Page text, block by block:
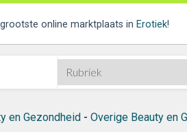
online marktplaats in Erotiek!
en Gezondheid- Overige Beauty en